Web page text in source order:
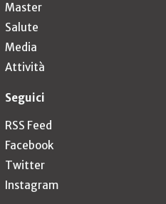
Master
Salute
Media
Attività
Seguici
RSS Feed
Facebook
Twitter
Instagram